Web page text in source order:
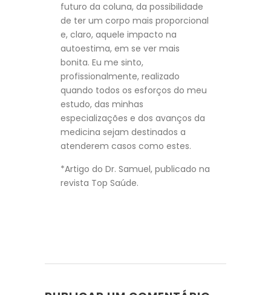
futuro da coluna, da possibilidade
de ter um corpo mais proporcional
e, claro, aquele impacto na
autoestima, em se ver mais
bonita. Eu me sinto,
profissionalmente, realizado
quando todos os esforços do meu
estudo, das minhas
especializações e dos avanços da
medicina sejam destinados a
atenderem casos como estes.
*Artigo do Dr. Samuel, publicado na
revista Top Saúde.